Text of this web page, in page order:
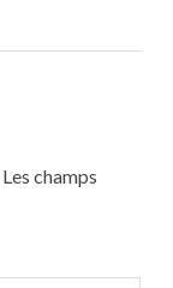
Les champs